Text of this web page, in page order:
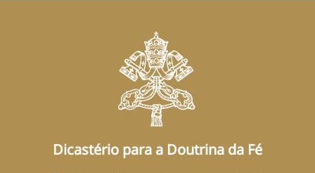
Dicastério para a Doutrina da Fé